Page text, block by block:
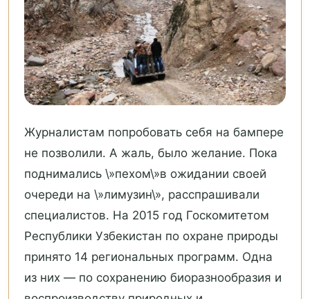
Журналистам попробовать себя на бампере
не позволили. А жаль, было желание. Пока
поднимались \»пехом\»в ожидании своей
очереди на \»лимузин\», расспрашивали
специалистов. На 2015 год Госкомитетом
Республики Узбекистан по охране природы
принято 14 региональных программ. Одна
из них — по сохранению биоразнообразия и